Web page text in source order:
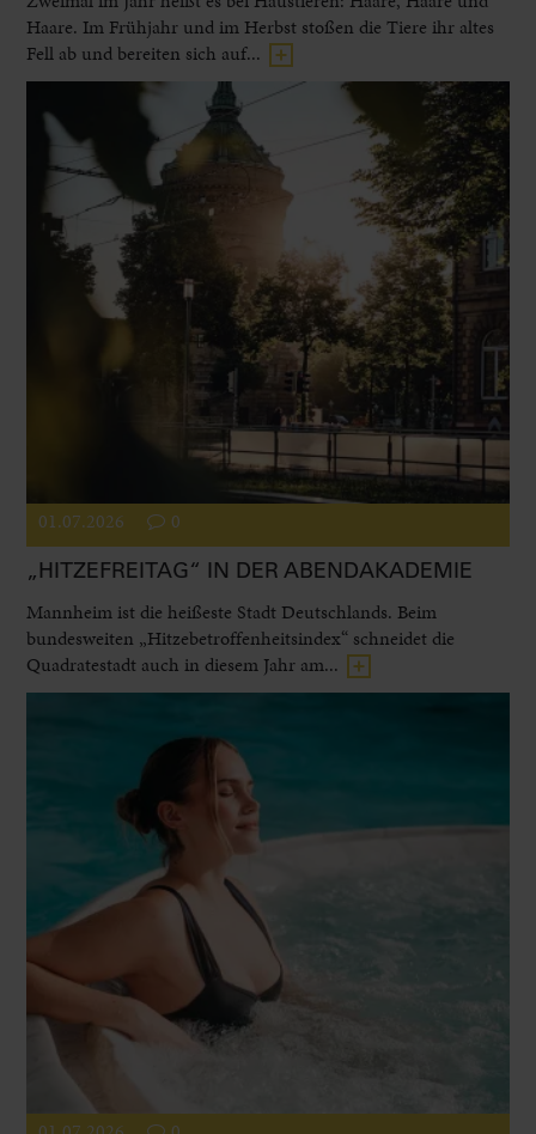
Haare. Im Frühjahr und im Herbst stoßen die Tiere ihr altes
Fell ab und bereiten sich auf...
01.07.2026 0
„HITZEFREITAG“ IN DER ABENDAKADEMIE
Mannheim ist die heißeste Stadt Deutschlands. Beim
bundesweiten „Hitzebetroffenheitsindex“ schneidet die
Quadratestadt auch in diesem Jahr am...